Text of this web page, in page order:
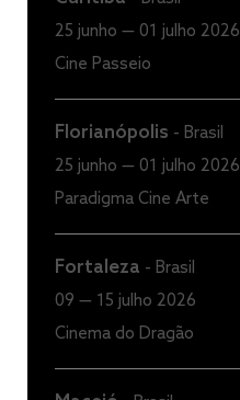
25 junho — 01 julho 2026
Cine Passeio
Florianópolis - Brasil
25 junho — 01 julho 2026
Paradigma Cine Arte
Fortaleza - Brasil
09 — 15 julho 2026
Cinema do Dragão